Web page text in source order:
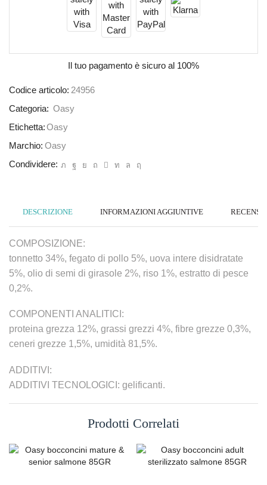
Il tuo pagamento è sicuro al 100%
Codice articolo: 24956
Categoria: Oasy
Etichetta:Oasy
Marchio: Oasy
Condividere:
DESCRIZIONE INFORMAZIONI AGGIUNTIVE
COMPOSIZIONE:
tonnetto 34%, fegato di pollo 5%, uova intere disidratate
5%, olio di semi di girasole 2%, riso 1%, estratto di pesce
0,2%.
COMPONENTI ANALITICI:
proteina grezza 12%, grassi grezzi 4%, fibre grezze 0,3%,
ceneri grezze 1,5%, umidità 81,5%.
ADDITIVI:
ADDITIVI TECNOLOGICI: gelificanti.
Prodotti Correlati